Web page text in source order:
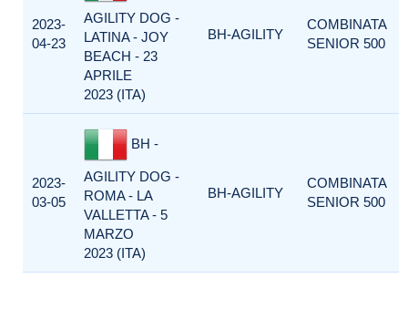
2023-
04-23
AGILITY DOG -
LATINA - JOY
BEACH - 23
APRILE
2023 (ITA)
BH-AGILITY
COMBINATA
SENIOR 500
2023-
03-05
BH -
AGILITY DOG -
ROMA - LA
VALLETTA - 5
MARZO
2023 (ITA)
BH-AGILITY
COMBINATA
SENIOR 500